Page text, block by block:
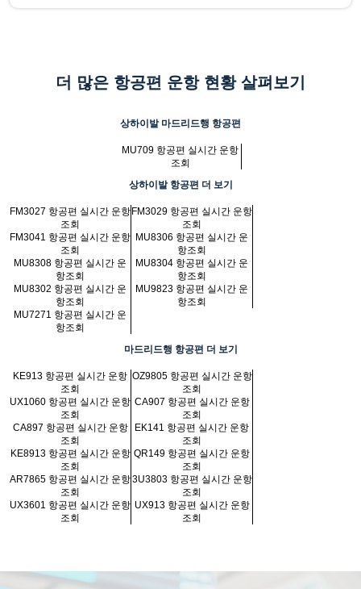
더 많은 항공편 운항 현황 살펴보기
상하이발 마드리드행 항공편
MU709 항공편 실시간 운항
조회
상하이발 항공편 더 보기
FM3027 항공편 실시간 운항
조회
FM3029 항공편 실시간 운항
조회
FM3041 항공편 실시간 운항
조회
MU8306 항공편 실시간 운
항조회
MU8308 항공편 실시간 운
항조회
MU8304 항공편 실시간 운
항조회
MU8302 항공편 실시간 운
항조회
MU9823 항공편 실시간 운
항조회
MU7271 항공편 실시간 운
항조회
마드리드행 항공편 더 보기
KE913 항공편 실시간 운항
조회
OZ9805 항공편 실시간 운항
조회
UX1060 항공편 실시간 운항
조회
CA907 항공편 실시간 운항
조회
CA897 항공편 실시간 운항
조회
EK141 항공편 실시간 운항
조회
KE8913 항공편 실시간 운항
조회
QR149 항공편 실시간 운항
조회
AR7865 항공편 실시간 운항
조회
3U3803 항공편 실시간 운항
조회
UX3601 항공편 실시간 운항
조회
UX913 항공편 실시간 운항
조회